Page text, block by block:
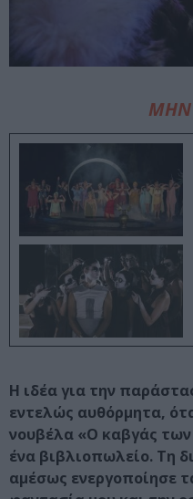
ΜΗΝ
Η ιδέα για την
εντελώς αυθόρμητα,
νουβέλα «Ο καβγάς των
ένα βιβλιοπωλείο. Τη
αμέσως ενεργοποίησε